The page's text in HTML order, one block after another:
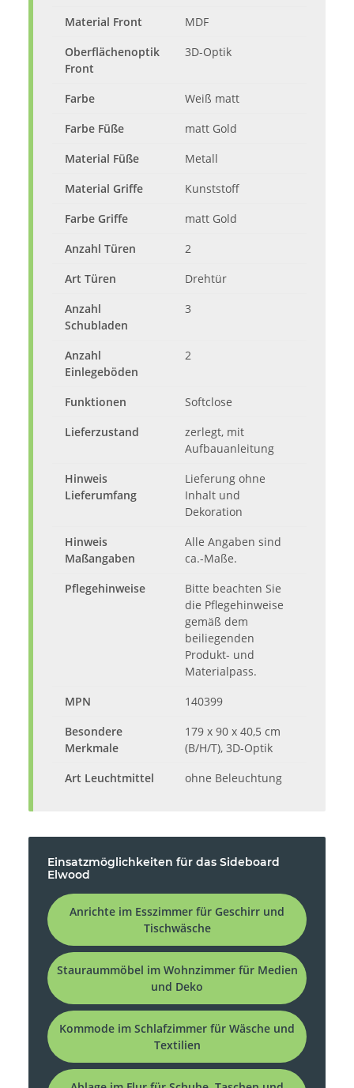
Material Front
MDF
Oberflächenoptik
Front
3D-Optik
Farbe
Weiß matt
Farbe Füße
matt Gold
Material Füße
Metall
Material Griffe
Kunststoff
Farbe Griffe
matt Gold
Anzahl Türen
2
Art Türen
Drehtür
Anzahl
Schubladen
3
Anzahl
Einlegeböden
2
Funktionen
Softclose
Lieferzustand
zerlegt, mit
Aufbauanleitung
Hinweis
Lieferumfang
Lieferung ohne
Inhalt und
Dekoration
Hinweis
Maßangaben
Alle Angaben sind
ca.-Maße.
Pflegehinweise
Bitte beachten Sie
die Pflegehinweise
gemäß dem
beiliegenden
Produkt- und
Materialpass.
MPN
140399
Besondere
Merkmale
179 x 90 x 40,5 cm
(B/H/T), 3D-Optik
Art Leuchtmittel
ohne Beleuchtung
Einsatzmöglichkeiten für das Sideboard
Elwood
Anrichte im Esszimmer für Geschirr und
Tischwäsche
Stauraummöbel im Wohnzimmer für Medien
und Deko
Kommode im Schlafzimmer für Wäsche und
Textilien